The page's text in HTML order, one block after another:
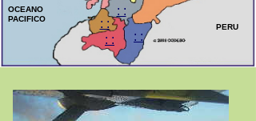
PERU
OCEANO
PACIFICO
: :
: :
: :
: :